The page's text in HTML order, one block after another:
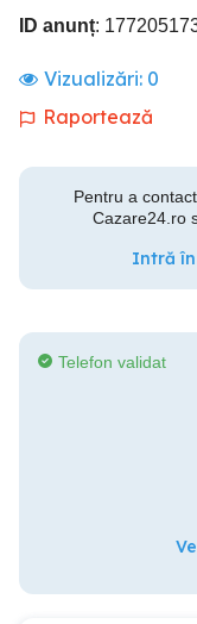
ID anunț:
Vizualizări: 0
Raportează
Pentru a
Cazare24.ro
Intră
Telefon validat